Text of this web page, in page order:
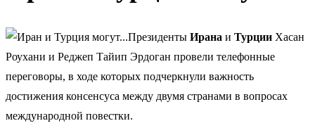
Президенты Ирана и Турции Хасан
Роухани и Реджеп Тайип Эрдоган провели телефонные
переговоры, в ходе которых подчеркнули важность
достижения консенсуса между двумя странами в вопросах
международной повестки.